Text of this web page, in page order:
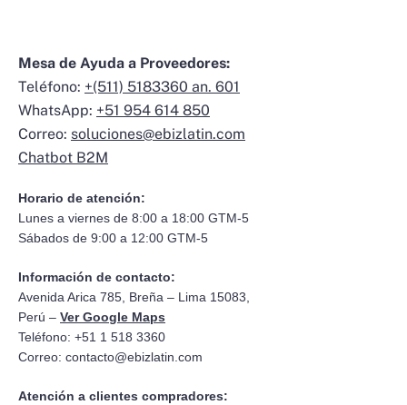
Mesa de Ayuda a Proveedores:
Teléfono: +(511) 5183360 an. 601
WhatsApp: +51 954 614 850
Correo: soluciones@ebizlatin.com
Chatbot B2M
Horario de atención:
Lunes a viernes de 8:00 a 18:00 GTM-5
Sábados de 9:00 a 12:00 GTM-5
Información de contacto:
Avenida Arica 785, Breña – Lima 15083,
Perú – Ver Google Maps
Teléfono: +51 1 518 3360
Correo: contacto@ebizlatin.com
Atención a clientes compradores: